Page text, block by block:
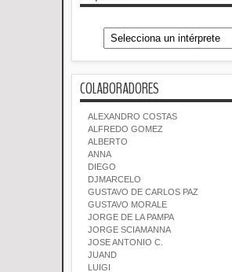
COLABORADORES
ALEXANDRO COSTAS
ALFREDO GOMEZ
ALBERTO
ANNA
DIEGO
DJMARCELO
GUSTAVO DE CARLOS PAZ
GUSTAVO MORALE
JORGE DE LA PAMPA
JORGE SCIAMANNA
JOSE ANTONIO C.
JUAND
LUIGI